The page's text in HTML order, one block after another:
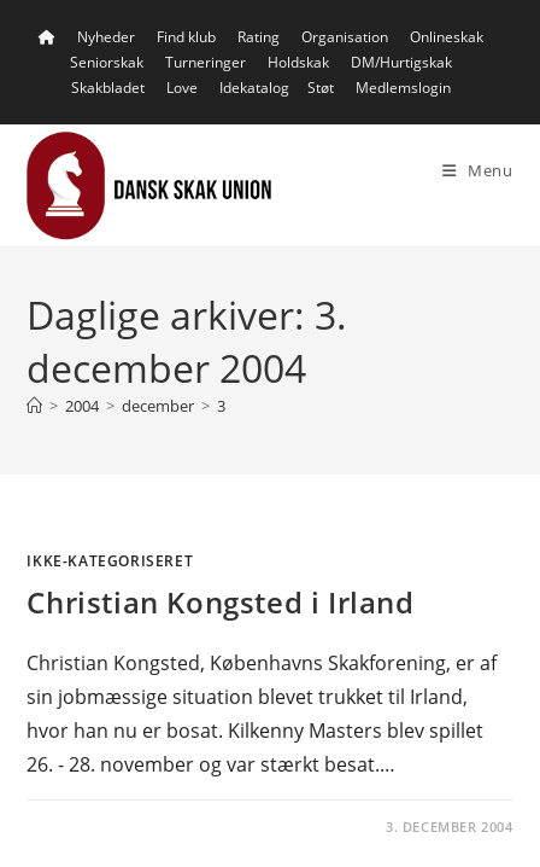
Nyheder Find klub Rating Organisation
Onlineskak
Seniorskak
Turneringer Holdskak
DM/Hurtigskak
Skakbladet
Love Idekatalog Støt Medlemslogin
Menu
Daglige arkiver: 3.
december 2004
> 2004 > december > 3
IKKE-KATEGORISERET
Christian Kongsted i Irland
Christian Kongsted, Københavns Skakforening, er af
sin jobmæssige situation blevet trukket til Irland,
hvor han nu er bosat. Kilkenny Masters blev spillet
26. - 28. november og var stærkt besat.…
3. DECEMBER 2004